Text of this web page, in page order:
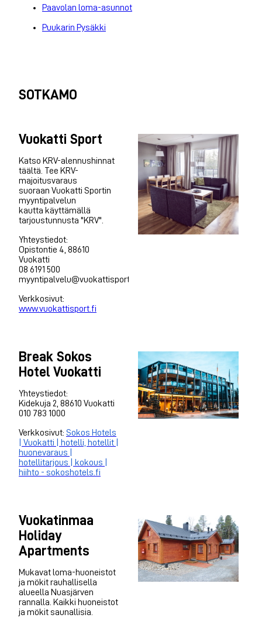
Paavolan loma-asunnot
Puukarin Pysäkki
SOTKAMO
Vuokatti Sport
Katso KRV-alennushinnat
täältä. Tee KRV-
majoitusvaraus
suoraan Vuokatti Sportin
myyntipalvelun
kautta käyttämällä
tarjoustunnusta "KRV".
Yhteystiedot:
Opistontie 4, 88610
Vuokatti
08 6191 500
myyntipalvelu@vuokattisport.fi
Verkkosivut:
www.vuokattisport.fi
Break Sokos
Hotel Vuokatti
Yhteystiedot:
Kidekuja 2, 88610 Vuokatti
010 783 1000
Verkkosivut: Sokos Hotels
| Vuokatti | hotelli, hotellit |
huonevaraus |
hotellitarjous | kokous |
hiihto - sokoshotels.fi
Vuokatinmaa
Holiday
Apartments
Mukavat loma-huoneistot
ja mökit rauhallisella
alueella Nuasjärven
rannalla. Kaikki huoneistot
ja mökit saunallisia.